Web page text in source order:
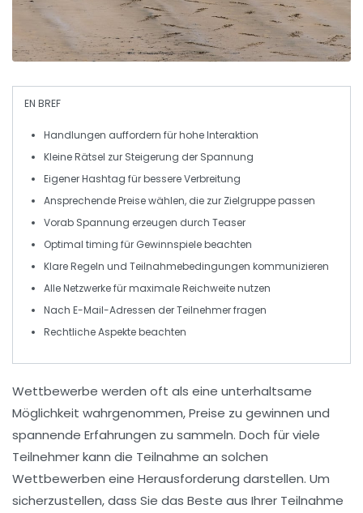
EN BREF
Handlungen auffordern für hohe Interaktion
KleineRätsel zur Steigerung der Spannung
EigenerHashtag für bessere Verbreitung
AnsprechendePreisewählen, die zur Zielgruppe passen
Vorab Spannung erzeugen durch Teaser
Optimal timing für Gewinnspiele beachten
KlareRegeln und Teilnahmebedingungen kommunizieren
AlleNetzwerkefür maximale Reichweite nutzen
Nach E-Mail-Adressen der Teilnehmer fragen
Rechtliche Aspekte beachten
Wettbewerbe werden oft als eine unterhaltsame
Möglichkeit wahrgenommen, Preise zu gewinnen und
spannende Erfahrungen zu sammeln. Doch für viele
Teilnehmer kann die Teilnahme an solchen
Wettbewerben eine Herausforderung darstellen. Um
sicherzustellen, dass Sie das Beste aus Ihrer Teilnahme